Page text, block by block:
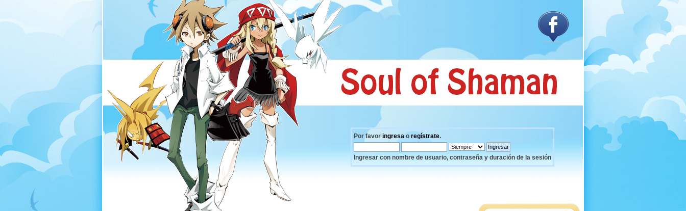
Por favor ingresa o regístrate.
Ingresar con nombre de usuario, contraseña y duración de la sesión